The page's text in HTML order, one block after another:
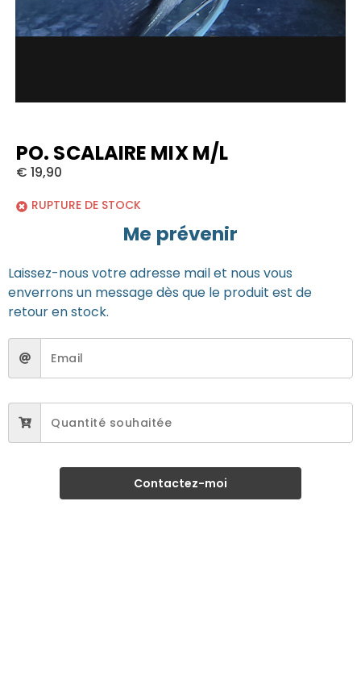
PO. SCALAIRE MIX M/L
€ 19,90
RUPTURE DE STOCK
Me prévenir
Laissez-nous votre adresse mail et nous vous
enverrons un message dès que le produit est de
retour en stock.
Contactez-moi